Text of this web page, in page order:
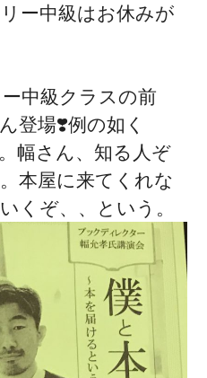
ー中級はお休みが
中級クラスの前
登場❣️例の如く
幅さん、知る人ぞ
本屋に来てくれな
くぞ、、という。